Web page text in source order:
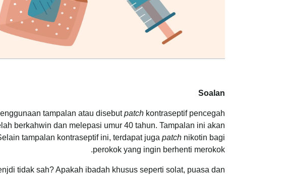
Soalan
tampalan atau disebutpatch kontraseptif pencegah
berkahwin dan melepasi umur 40 tahun. Tampalan ini akan
tampalan kontraseptif ini, terdapat juga patch nikotin bagi
perokok yang ingin berhenti merokok.
tidak sah? Apakah ibadah khusus seperti solat, puasa dan